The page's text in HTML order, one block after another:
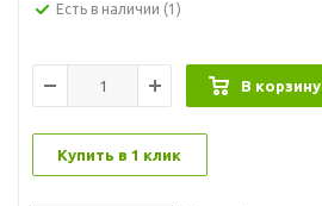
Есть в наличии (1)
В корзину
Купить в 1 клик